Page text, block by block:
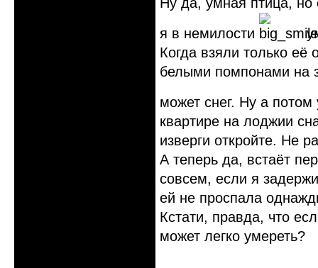
я в немилости
Когда взяли только
белыми помпонами на
может снег. Ну а
квартире на лоджии
изверги откройте. Не
А теперь да, встаёт
совсем, если я
ей не проспала
Кстати, правда, что
может легко умереть?